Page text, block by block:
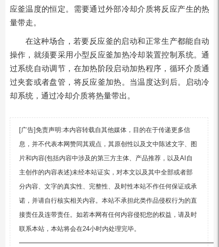
应釜温度的恒定。需要通过外部冷却介质将反应产生的热
量带走。
在这种场合，若要反应釜的启动和正常生产都能自动
操作，就须要采用小型反应釜加热冷却装置控制系统。通
过系统自动调节，在加热阶段启动加热程序，循环介质通
过夹套或者盘管，将反应釜加热。当温度达到后。启动冷
却系统，通过冷却介质将热量带出。
[广告]免责声明:本内容转载自其他媒体，目的在于传递更多信
息，并不代表本网赞同其观点，其原创性以及文中陈述文字、图
片和内容(包括内容中涉及的第三方主体、产品推荐，以及AI自
主创作的内容表述)未经本站证实，对本文以及其中全部或者部
分内容、文字的真实性、完整性、及时性本站不作任何保证或承
诺，并请自行核实相关内容。本站不承担此类作品侵权行为的直
接责任及连带责任。如若本网有任何内容侵犯您的权益，请及时
联系本站，本站将会在24小时内处理完毕。